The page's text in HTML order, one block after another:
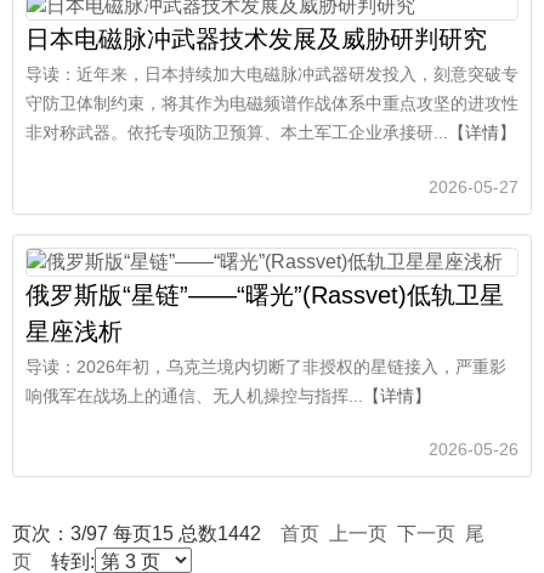
日本电磁脉冲武器技术发展及威胁研判研究
导读：近年来，日本持续加大电磁脉冲武器研发投入，刻意突破专
守防卫体制约束，将其作为电磁频谱作战体系中重点攻坚的进攻性
非对称武器。依托专项防卫预算、本土军工企业承接研... 【详情】
2026-05-27
俄罗斯版“星链”——“曙光”(Rassvet)低轨卫星
星座浅析
导读：2026年初，乌克兰境内切断了非授权的星链接入，严重影
响俄军在战场上的通信、无人机操控与指挥...
【详情】
2026-05-26
页次：3/97 每页15 总数1442 首页 上一页 下一页 尾
页 转到: